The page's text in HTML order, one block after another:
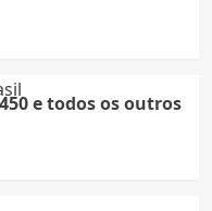
e todos os outros